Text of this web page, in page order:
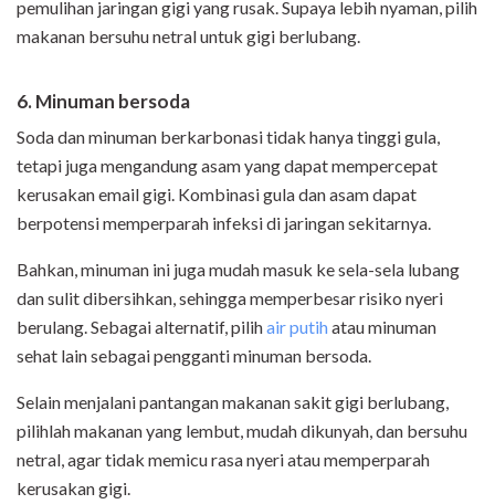
pemulihan jaringan gigi yang rusak. Supaya lebih nyaman, pilih
makanan bersuhu netral untuk gigi berlubang.
6. Minuman bersoda
Soda dan minuman berkarbonasi tidak hanya tinggi gula,
tetapi juga mengandung asam yang dapat mempercepat
kerusakan email gigi. Kombinasi gula dan asam dapat
berpotensi memperparah infeksi di jaringan sekitarnya.
Bahkan, minuman ini juga mudah masuk ke sela-sela lubang
dan sulit dibersihkan, sehingga memperbesar risiko nyeri
berulang. Sebagai alternatif, pilihair putihatau minuman
sehat lain sebagai pengganti minuman bersoda.
Selain menjalani pantangan makanan sakit gigi berlubang,
pilihlah makanan yang lembut, mudah dikunyah, dan bersuhu
netral, agar tidak memicu rasa nyeri atau memperparah
kerusakan gigi.